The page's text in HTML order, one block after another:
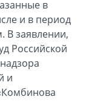
в
и в период
В заявлении,
Российской
и